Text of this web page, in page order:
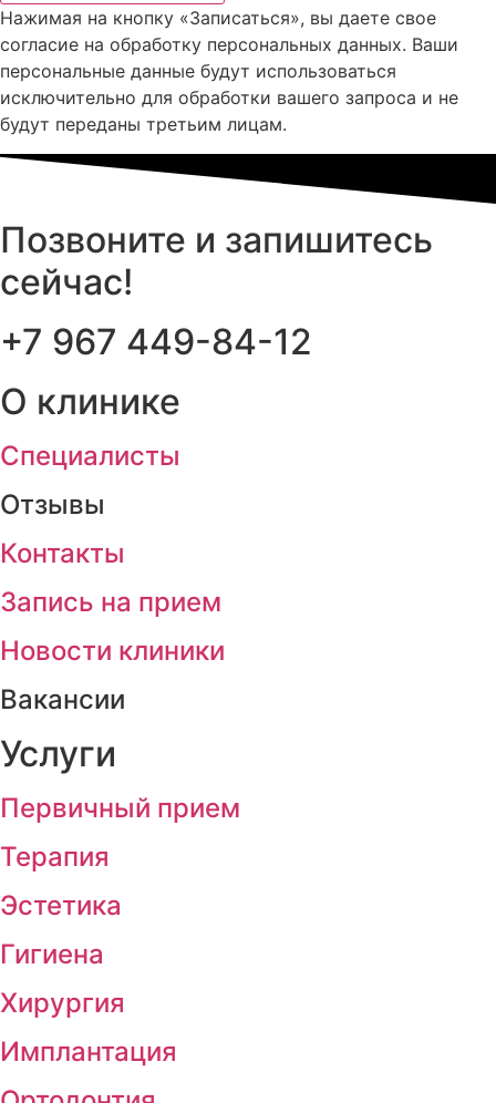
Нажимая на кнопку «Записаться», вы даете свое
согласие на обработку персональных данных. Ваши
персональные данные будут использоваться
исключительно для обработки вашего запроса и не
будут переданы третьим лицам.
Позвоните и запишитесь
сейчас!
+7 967 449-84-12
О клинике
Cпециалисты
Отзывы
Контакты
Запись на прием
Новости клиники
Вакансии
Услуги
Первичный прием
Терапия
Эстетика
Гигиена
Хирургия
Имплантация